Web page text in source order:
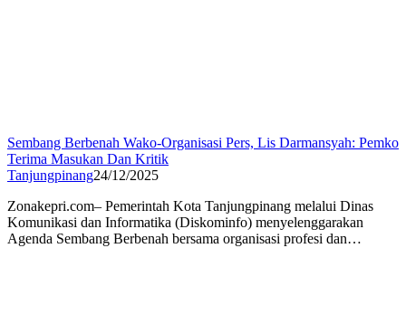
Sembang Berbenah Wako-Organisasi Pers, Lis Darmansyah: Pemko
Terima Masukan Dan Kritik
Tanjungpinang24/12/2025
Zonakepri.com– Pemerintah Kota Tanjungpinang melalui Dinas
Komunikasi dan Informatika (Diskominfo) menyelenggarakan
Agenda Sembang Berbenah bersama organisasi profesi dan…